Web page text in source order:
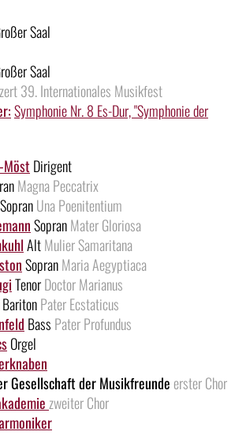
Saal
Saal
39. Internationales Musikfest
Symphonie Nr. 8 Es-Dur, "Symphonie der
Möst Dirigent
Magna Peccatrix
SopranUna Poenitentium
SopranMater Gloriosa
AltMulier Samaritana
SopranMaria Aegyptiaca
TenorDoctor Marianus
BaritonPater Ecstaticus
Bass Pater Profundus
Orgel
Gesellschaft der Musikfreunde erster Chor
zweiter Chor